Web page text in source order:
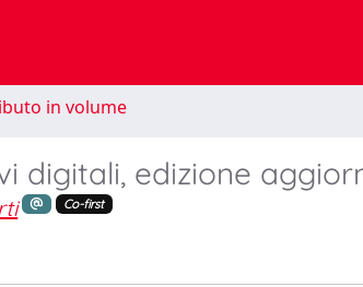
in volume
digitali, edizione
Co-first